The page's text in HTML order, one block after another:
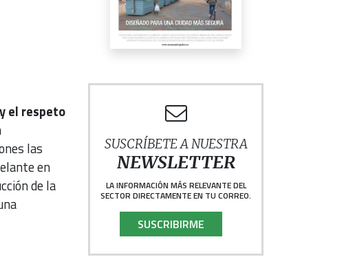
el respeto
las
en
de la
SUSCRÍBETE A NUESTRA
NEWSLETTER
LA INFORMACIÓN MÁS RELEVANTE DEL
SECTOR DIRECTAMENTE EN TU CORREO.
SUSCRIBIRME